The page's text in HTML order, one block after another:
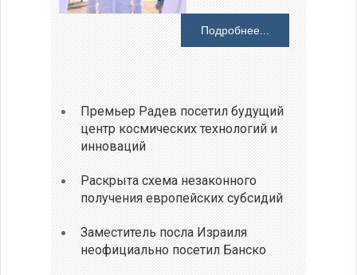
Подробнее...
Премьер Радев посетил будущий
центр космических технологий и
инноваций
Раскрыта схема незаконного
получения европейских субсидий
Заместитель посла Израиля
неофициально посетил Банско